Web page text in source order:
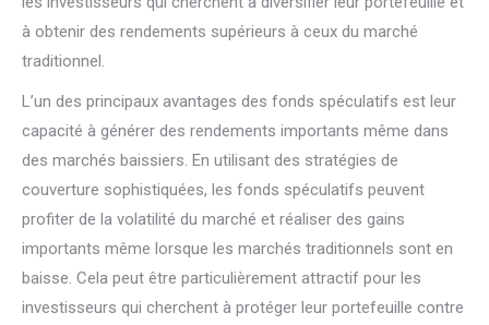
à obtenir des rendements supérieurs à ceux du marché
traditionnel.
L’un des principaux avantages des fonds spéculatifs est leur
capacité à générer des rendements importants même dans
des marchés baissiers. En utilisant des stratégies de
couverture sophistiquées, les fonds spéculatifs peuvent
profiter de la volatilité du marché et réaliser des gains
importants même lorsque les marchés traditionnels sont en
baisse. Cela peut être particulièrement attractif pour les
investisseurs qui cherchent à protéger leur portefeuille contre